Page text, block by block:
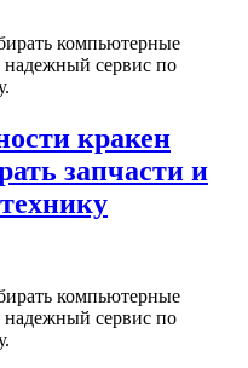
компьютерные
сервис по
кракен
запчасти и
компьютерные
сервис по